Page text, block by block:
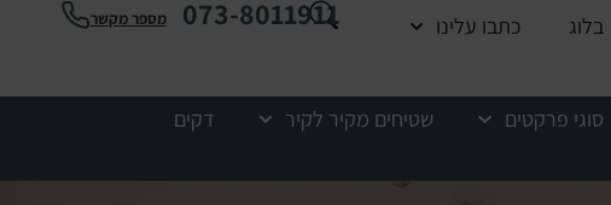
בלוג
כתבו עלינו
073-8011911 מספר מקשר
סוגי פרקטים שטיחים מקיר לקיר דקים